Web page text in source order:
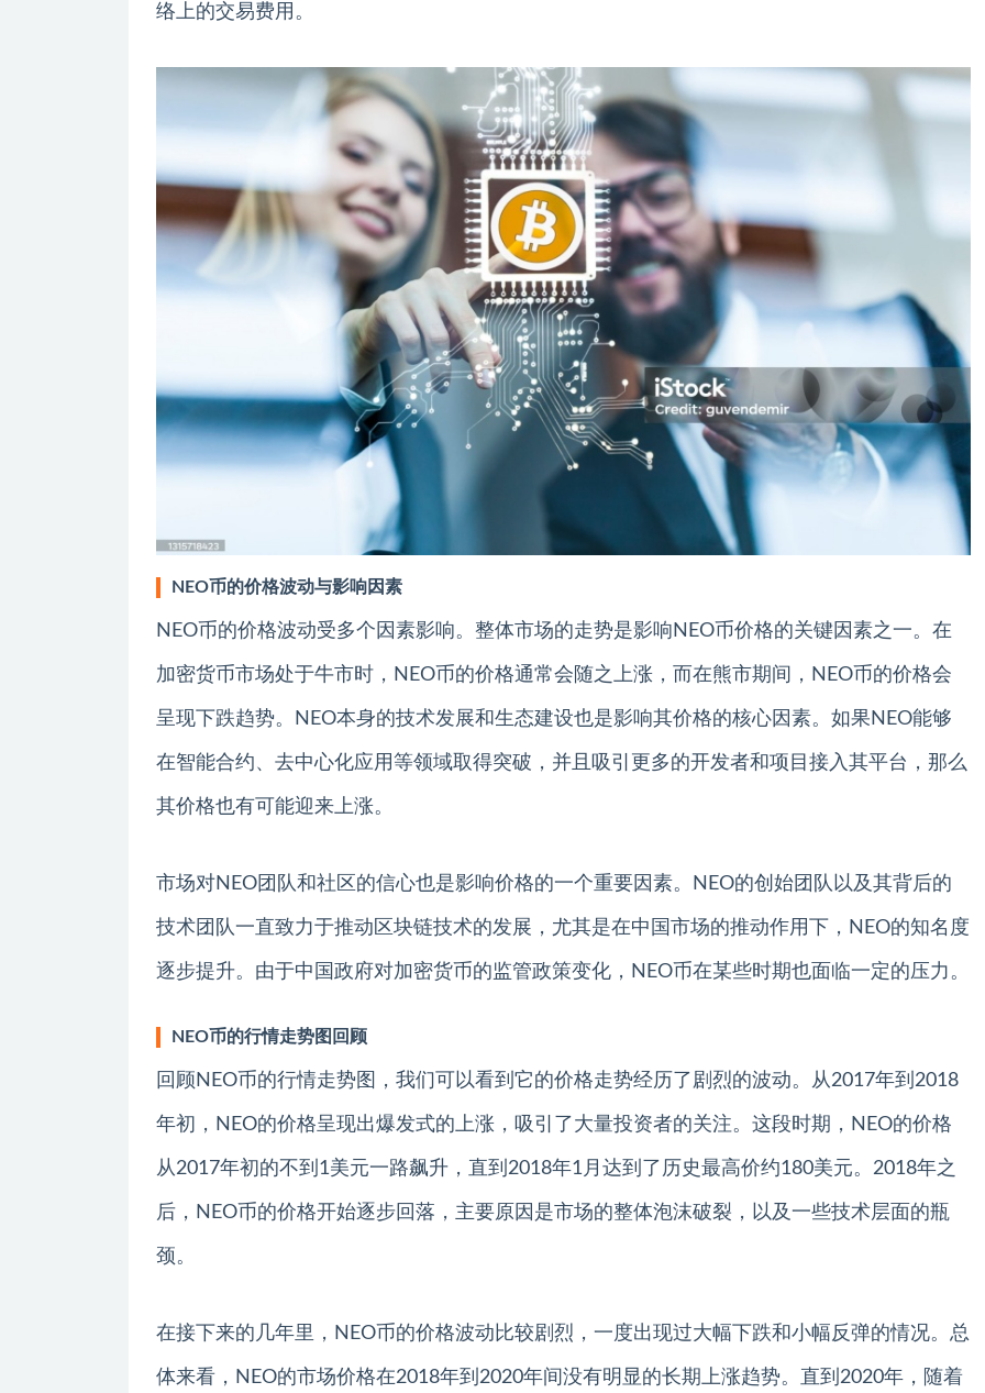
络上的交易费用。
NEO币的价格波动与影响因素
NEO币的价格波动受多个因素影响。整体市场的走势是影响NEO币价格的关键因素之一。在
加密货币市场处于牛市时，NEO币的价格通常会随之上涨，而在熊市期间，NEO币的价格会
呈现下跌趋势。NEO本身的技术发展和生态建设也是影响其价格的核心因素。如果NEO能够
在智能合约、去中心化应用等领域取得突破，并且吸引更多的开发者和项目接入其平台，那么
其价格也有可能迎来上涨。
市场对NEO团队和社区的信心也是影响价格的一个重要因素。NEO的创始团队以及其背后的
技术团队一直致力于推动区块链技术的发展，尤其是在中国市场的推动作用下，NEO的知名度
逐步提升。由于中国政府对加密货币的监管政策变化，NEO币在某些时期也面临一定的压力。
NEO币的行情走势图回顾
回顾NEO币的行情走势图，我们可以看到它的价格走势经历了剧烈的波动。从2017年到2018
年初，NEO的价格呈现出爆发式的上涨，吸引了大量投资者的关注。这段时期，NEO的价格
从2017年初的不到1美元一路飙升，直到2018年1月达到了历史最高价约180美元。2018年之
后，NEO币的价格开始逐步回落，主要原因是市场的整体泡沫破裂，以及一些技术层面的瓶
颈。
在接下来的几年里，NEO币的价格波动比较剧烈，一度出现过大幅下跌和小幅反弹的情况。总
体来看，NEO的市场价格在2018年到2020年间没有明显的长期上涨趋势。直到2020年，随着